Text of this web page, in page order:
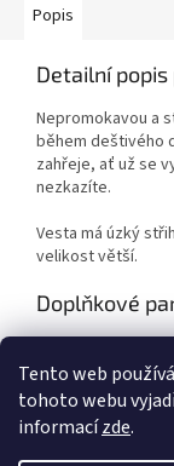
Tento web
tohoto webu
informacízde.
Popis
Detailní
Nepromokavou a
během deštivého
zahřeje, ať už se
nezkazíte.
Vesta má úzký
velikost větší.
Doplňkové
Záruka: 2 roky